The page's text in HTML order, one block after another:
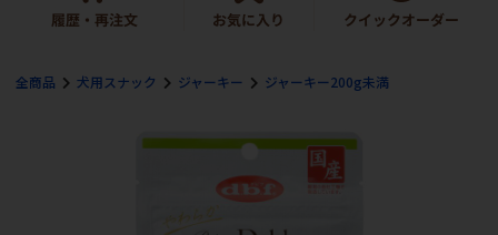
全商品 犬用スナック ジャーキー ジャーキー200g未満